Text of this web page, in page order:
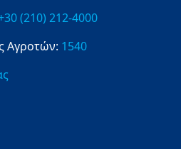
(210) 212-4000
Αγροτών: 1540